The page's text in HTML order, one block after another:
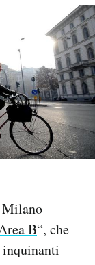
Milano
B“, che